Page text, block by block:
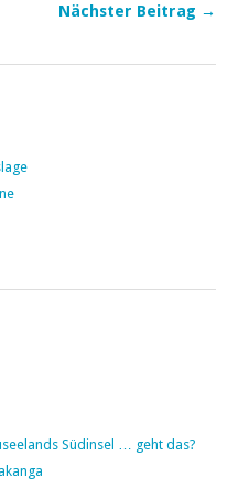
Nächster Beitrag →
Südinsel … geht das?